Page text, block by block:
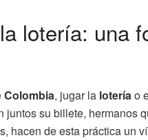
lotería: una
Colombia, jugar la loteríao
juntos su billete, hermanos
hacen de esta práctica un